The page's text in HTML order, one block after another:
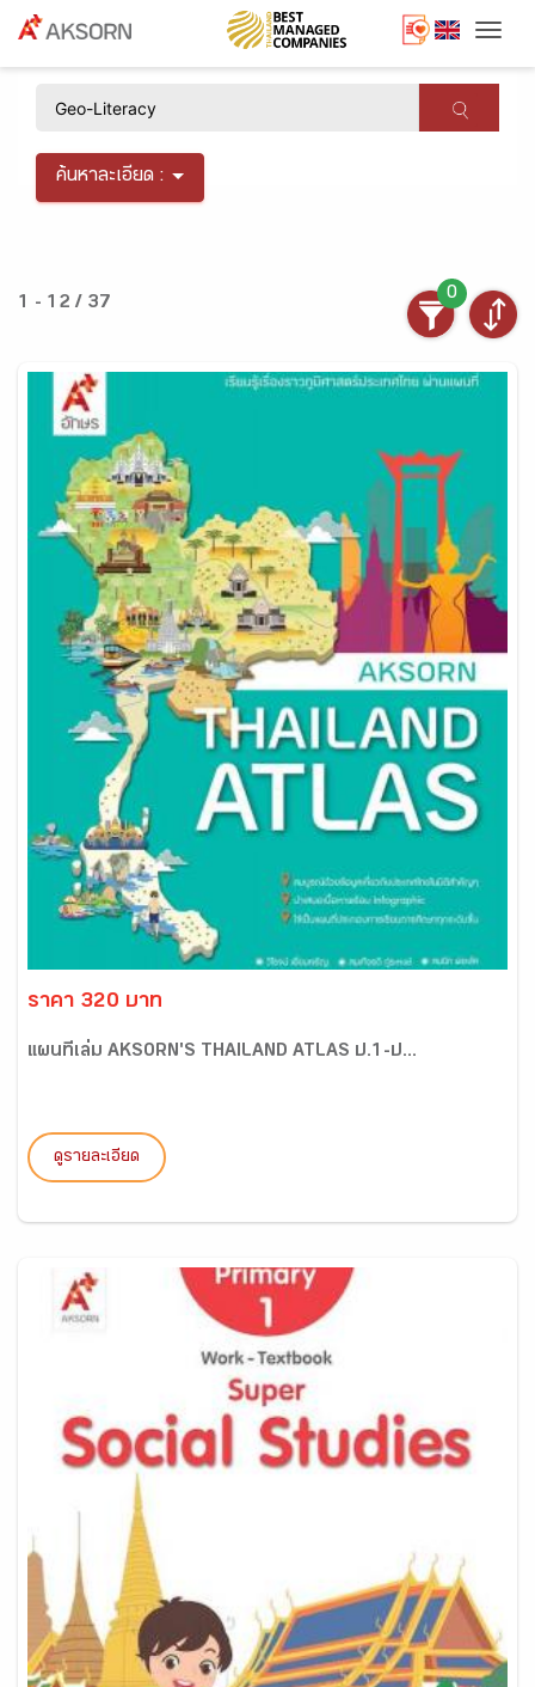
ค้นหาละเอียด :
1 - 12 / 37
0
ราคา 320 บาท
แผนที่เล่ม AKSORN'S THAILAND ATLAS ป.1-ป...
ดูรายละเอียด